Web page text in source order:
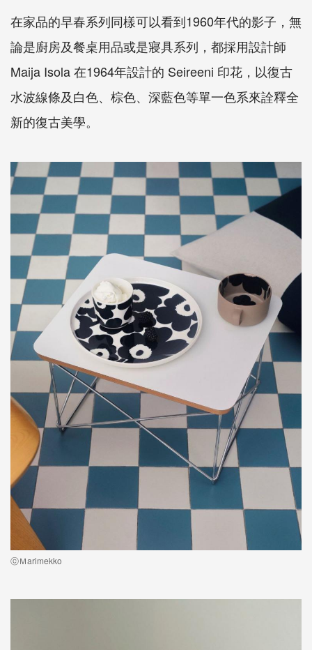
在家品的早春系列同樣可以看到1960年代的影子，無
論是廚房及餐桌用品或是寢具系列，都採用設計師
Maija Isola 在1964年設計的 Seireeni 印花，以復古
水波線條及白色、棕色、深藍色等單一色系來詮釋全
新的復古美學。
ⓒＭarimekko